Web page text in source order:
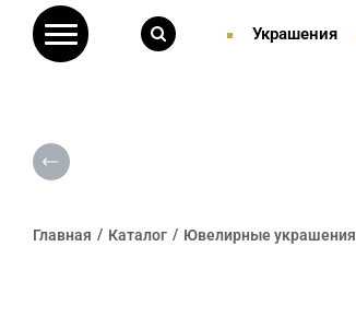
Украшения
Главная Каталог Ювелирные украшения